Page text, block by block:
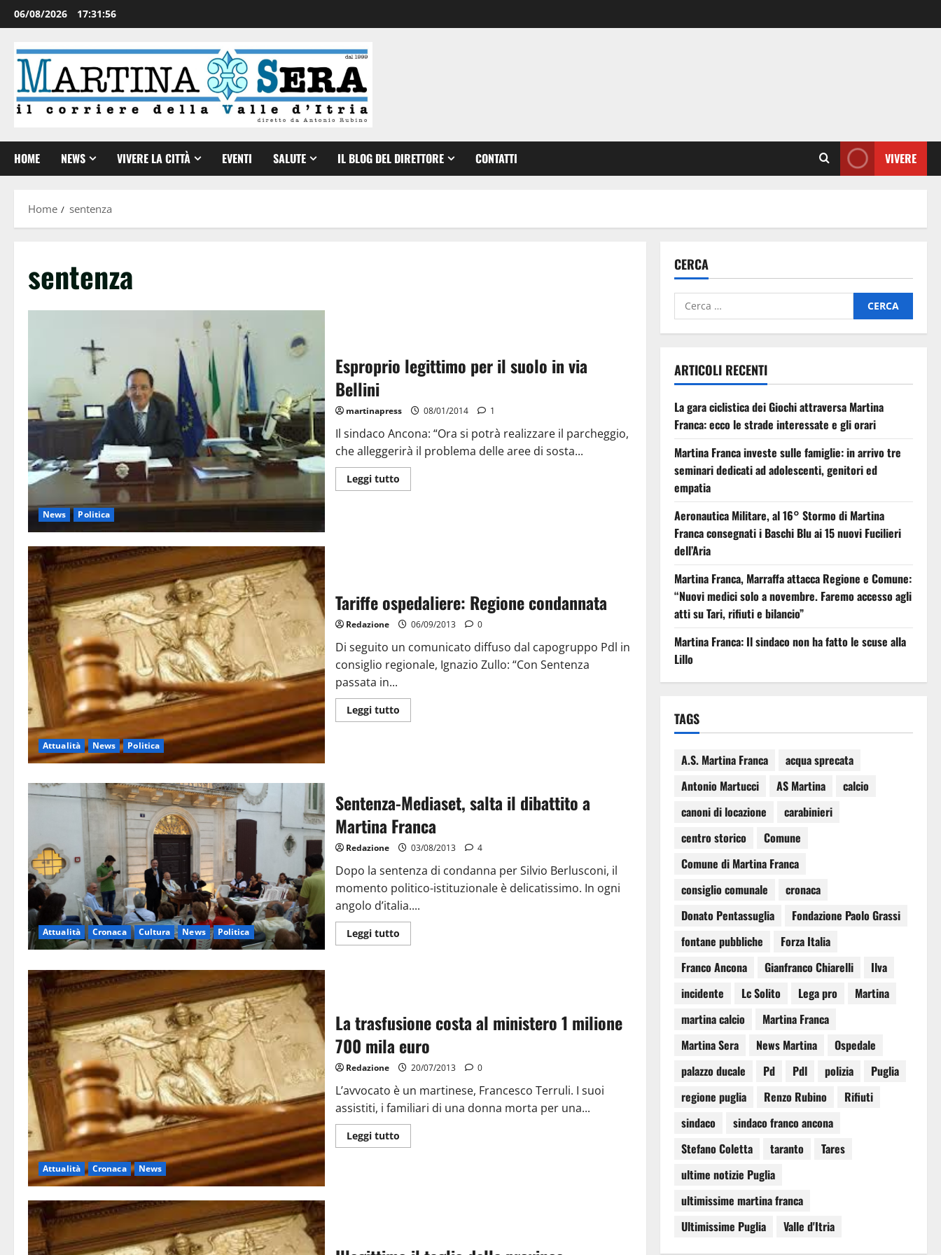
06/08/2026 17:31:57
HOME NEWS VIVERE LA CITTÀ EVENTI SALUTE IL BLOG DEL DIRETTORE CONTATTI VIVERE
Home sentenza
sentenza
News Politica
Esproprio legittimo per il suolo in via
Bellini
martinapress 08/01/2014 1
Il sindaco Ancona: “Ora si potrà realizzare il parcheggio,
che alleggerirà il problema delle aree di sosta...
Leggi tutto
Attualità News Politica
Tariffe ospedaliere: Regione condannata
Redazione 06/09/2013 0
Di seguito un comunicato diffuso dal capogruppo Pdl in
consiglio regionale, Ignazio Zullo: “Con Sentenza
passata in...
Leggi tutto
Attualità Cronaca Cultura News Politica
Sentenza-Mediaset, salta il dibattito a
Martina Franca
Redazione 03/08/2013 4
Dopo la sentenza di condanna per Silvio Berlusconi, il
momento politico-istituzionale è delicatissimo. In ogni
angolo d’italia....
Leggi tutto
Attualità Cronaca News
La trasfusione costa al ministero 1 milione
700 mila euro
Redazione 20/07/2013 0
L’avvocato è un martinese, Francesco Terruli. I suoi
assistiti, i familiari di una donna morta per una...
Leggi tutto
CERCA
ARTICOLI RECENTI
La gara ciclistica dei Giochi attraversa Martina
Franca: ecco le strade interessate e gli orari
Martina Franca investe sulle famiglie: in arrivo tre
seminari dedicati ad adolescenti, genitori ed
empatia
Aeronautica Militare, al 16° Stormo di Martina
Franca consegnati i Baschi Blu ai 15 nuovi Fucilieri
dell’Aria
Martina Franca, Marraffa attacca Regione e Comune:
“Nuovi medici solo a novembre. Faremo accesso agli
atti su Tari, rifiuti e bilancio”
Martina Franca: Il sindaco non ha fatto le scuse alla
Lillo
TAGS
A.S. Martina Franca
acqua sprecata
Antonio Martucci
AS Martina
calcio
canoni di locazione
carabinieri
centro storico
Comune
Comune di Martina Franca
consiglio comunale
cronaca
Donato Pentassuglia
Fondazione Paolo Grassi
fontane pubbliche
Forza Italia
Franco Ancona
Gianfranco Chiarelli
Ilva
incidente
Lc Solito Lega pro
Martina
martina calcio
Martina Franca
Martina Sera
News Martina
Ospedale
palazzo ducale
Pd Pdl polizia
Puglia
regione puglia
Renzo Rubino
Rifiuti
sindaco
sindaco franco ancona
Stefano Coletta
taranto
Tares
ultime notizie Puglia
ultimissime martina franca
Ultimissime Puglia
Valle d'Itria